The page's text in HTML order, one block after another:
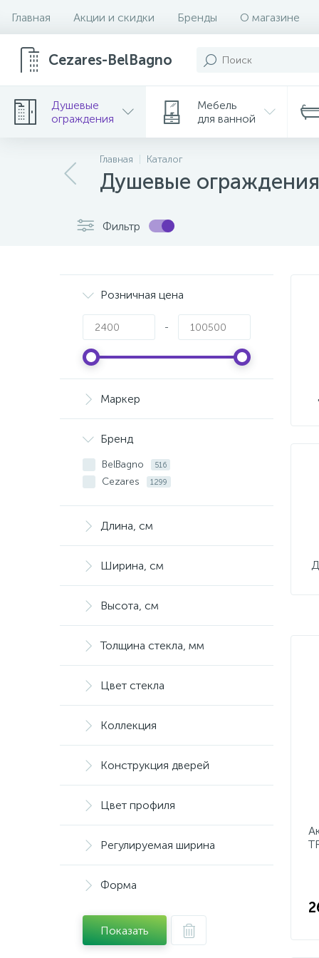
Главная Акции и скидки Бренды О магазине
Cezares-BelBagno
Душевые
ограждения
Мебель
для ванной
Главная Каталог
Душевые ограждения
Фильтр
Розничная цена
-
Маркер
Бренд
BelBagno 516
Cezares 1299
Длина, см
Ширина, см
Высота, см
Толщина стекла, мм
Цвет стекла
Коллекция
Конструкция дверей
Цвет профиля
Регулируемая ширина
Форма
Показать